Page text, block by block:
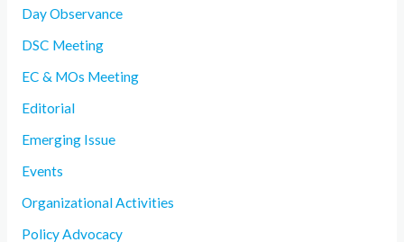
Day Observance
DSC Meeting
EC & MOs Meeting
Editorial
Emerging Issue
Events
Organizational Activities
Policy Advocacy